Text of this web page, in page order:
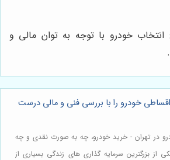
خودرو با توجه به توان مالی و
خودرو را با بررسی فنی و مالی درست
در تهران - خرید خودرو، چه به صورت نقدی و چه
از بزرگترین سرمایه گذاری های زندگی بسیاری از